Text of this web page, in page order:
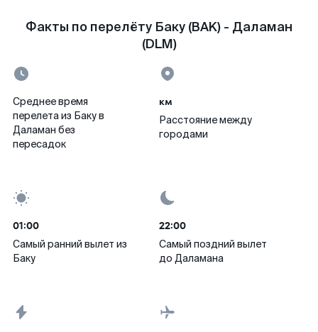
Факты по перелёту Баку (BAK) - Даламан
(DLM)
Среднее время
перелета из Баку в
Даламан без
пересадок
км
Расстояние между
городами
01:00
Самый ранний вылет из
Баку
22:00
Самый поздний вылет
до Даламана